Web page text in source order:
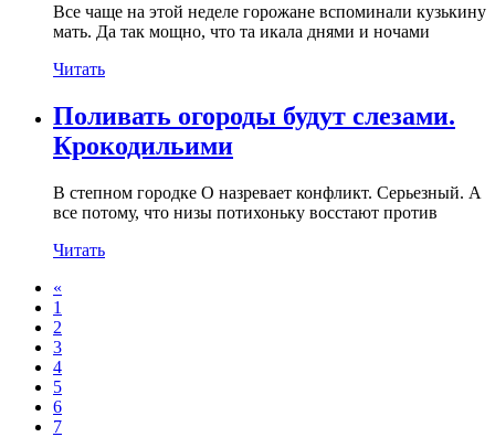
Все чаще на этой неделе горожане вспоминали кузькину
мать. Да так мощно, что та икала днями и ночами
Читать
Поливать огороды будут слезами.
Крокодильими
В степном городке О назревает конфликт. Серьезный. А
все потому, что низы потихоньку восстают против
Читать
«
1
2
3
4
5
6
7